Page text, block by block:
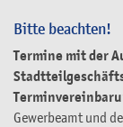
Bitte beachten!
Termine mit der
Gewerbeamt und